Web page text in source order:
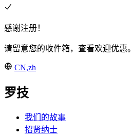
感谢注册！
请留意您的收件箱，查看欢迎优惠。
CN,zh
罗技
我们的故事
招贤纳士